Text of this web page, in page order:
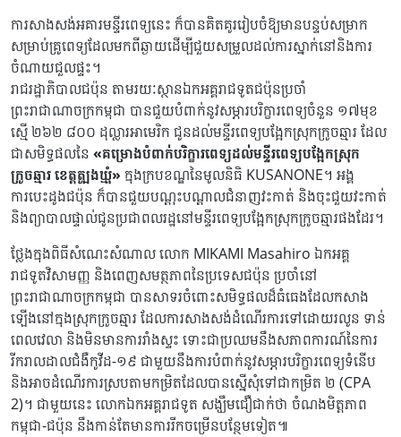
ការសាងសង់អគារមន្ទីរពេទ្យនេះ ក៏បានគិតគូររៀបចំឱ្យមានបន្ទប់សម្រាក
សម្រាប់គ្រូពេទ្យដែលមកពីឆ្ងាយដើម្បីជួយសម្រួលដល់ការស្នាក់នៅនិងការ
ចំណាយជួលផ្ទះ។
រាជរដ្ឋាភិបាលជប៉ុន តាមរយៈស្ថានឯកអគ្គរាជទូតជប៉ុនប្រចាំ
ព្រះរាជាណាចក្រកម្ពុជា បានជួយបំពាក់នូវសម្ភារបរិក្ខារពេទ្យចំនួន ១៧មុខ
ស្មើ ២៦២ ៨០០ ដុល្លារអាមេរិក ជូនដល់មន្ទីរពេទ្យបង្អែកស្រុកក្រូចឆ្មារ ដែល
ជាសមិទ្ធផលនៃ «គម្រោងបំពាក់បរិក្ខារពេទ្យដល់មន្ទីរពេទ្យបង្អែកស្រុក
ក្រូចឆ្មារ ខេត្តត្បូងឃ្មុំ» ក្នុងក្របខណ្ឌនៃមូលនិធិ KUSANONE។ អង្គ
ការបេះដូងជប៉ុន ក៏បានជួយបណ្តុះបណ្តាលជំនាញវះកាត់ និងចុះជួយវះកាត់
និងព្យាបាលផ្ទាល់ជូនប្រជាពលរដ្ឋនៅមន្ទីរពេទ្យបង្អែកស្រុកក្រូចឆ្មារផងដែរ។
ថ្លែងក្នុងពិធីសំណេះសំណាល លោក MIKAMI Masahiro ឯកអគ្គ
រាជទូតវិសាមញ្ញ និងពេញសមត្ថភាពនៃប្រទេសជប៉ុន ប្រចាំនៅ
ព្រះរាជាណាចក្រកម្ពុជា បានសាទរចំពោះសមិទ្ធផលដ៏ធំធេងដែលកសាង
ឡើងនៅក្នុងស្រុកក្រូចឆ្មារ ដែលការសាងសង់ដំណើរការទៅដោយរលូន ទាន់
ពេលវេលា និងមិនមានការរាំងស្ទះ ទោះជាប្រឈមនឹងសភាពការណ៍នៃការ
រីករាលដាលជំងឺកូវីដ-១៩ ជាមួយនឹងការបំពាក់នូវសម្ភារបរិក្ខារពេទ្យទំនើប
និងអាចដំណើរការស្របតាមកម្រិតដែលបានស្នើសុំទៅជាកម្រិត ២ (CPA
2)។ ជាមួយនេះ លោកឯកអគ្គរាជទូត សង្ឃឹមជឿជាក់ថា ចំណងមិត្តភាព
កម្ពុជា-ជប៉ុន នឹងកាន់តែមានការរីកចម្រើនបន្ថែមទៀត៕